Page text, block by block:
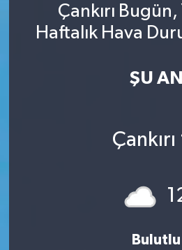
Çankırı Bugün,
Haftalık Hava
ŞU AN
Çankırı
Bulutlu
Siyaset
Tüm Manşetler